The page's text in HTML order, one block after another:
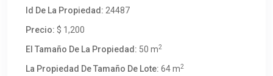
Id De La Propiedad: 24487
Precio: $ 1,200
El Tamaño De La Propiedad: 50 m2
La Propiedad De Tamaño De Lote: 64 m2